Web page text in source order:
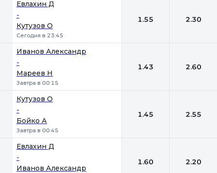
Евлахин Д
-
Кутузов О
Сегодня в 23:45
1.55 2.30
Иванов Александр
-
Мареев Н
Завтра в 00:15
1.43 2.60
Кутузов О
-
Бойко А
Завтра в 00:45
1.45 2.55
Евлахин Д
-
Иванов Александр
1.60 2.20